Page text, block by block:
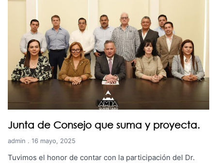
Junta de Consejo que suma y proyecta.
admin 16 mayo, 2025
Tuvimos el honor de contar con la participación del Dr.